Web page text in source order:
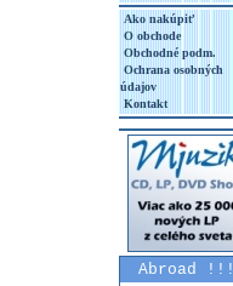
Ako nakúpiť
O obchode
Obchodné podm.
Ochrana osobných
údajov
Kontakt
Abroad !!!